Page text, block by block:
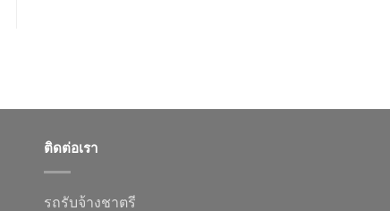
ติดต่อเรา
รถรับจ้างชาตรี